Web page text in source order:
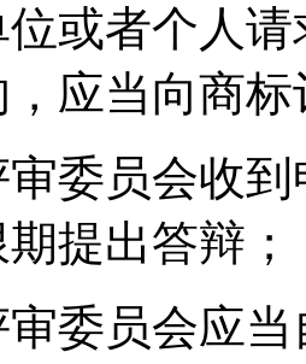
或者个人
应当向商
委员会收
提出答辩；
委员会应